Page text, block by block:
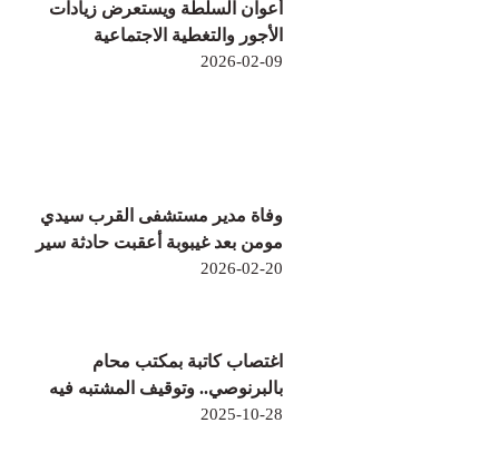
أعوان السلطة ويستعرض زيادات
الأجور والتغطية الاجتماعية
2026-02-09
وفاة مدير مستشفى القرب سيدي
مومن بعد غيبوبة أعقبت حادثة سير
2026-02-20
اغتصاب كاتبة بمكتب محام
بالبرنوصي.. وتوقيف المشتبه فيه
2025-10-28